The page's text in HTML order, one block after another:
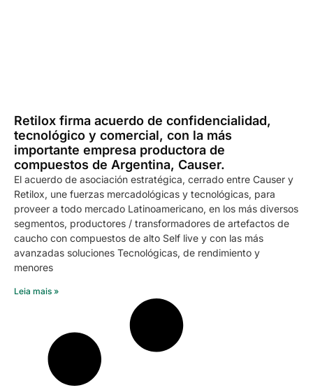
Retilox firma acuerdo de confidencialidad,
tecnológico y comercial, con la más
importante empresa productora de
compuestos de Argentina, Causer.
El acuerdo de asociación estratégica, cerrado entre Causer y
Retilox, une fuerzas mercadológicas y tecnológicas, para
proveer a todo mercado Latinoamericano, en los más diversos
segmentos, productores / transformadores de artefactos de
caucho con compuestos de alto Self live y con las más
avanzadas soluciones Tecnológicas, de rendimiento y
menores
Leia mais »